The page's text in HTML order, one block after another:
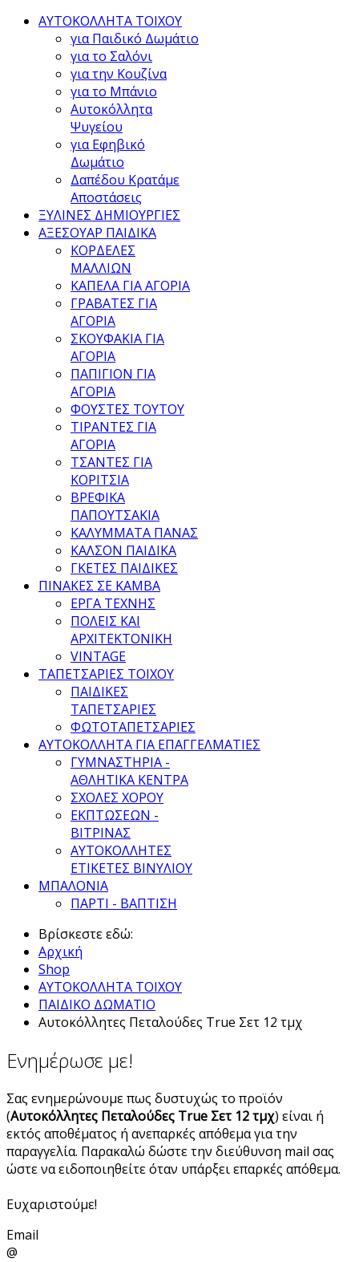
ΑΥΤΟΚΟΛΛΗΤΑ ΤΟΙΧΟΥ
για Παιδικό Δωμάτιο
για το Σαλόνι
για την Κουζίνα
για το Μπάνιο
Αυτοκόλλητα
Ψυγείου
για Εφηβικό
Δωμάτιο
Δαπέδου Κρατάμε
Αποστάσεις
ΞΥΛΙΝΕΣ ΔΗΜΙΟΥΡΓΙΕΣ
ΑΞΕΣΟΥΑΡ ΠΑΙΔΙΚΑ
ΚΟΡΔΕΛΕΣ
ΜΑΛΛΙΩΝ
ΚΑΠΕΛΑ ΓΙΑ ΑΓΟΡΙΑ
ΓΡΑΒΑΤΕΣ ΓΙΑ
ΑΓΟΡΙΑ
ΣΚΟΥΦΑΚΙΑ ΓΙΑ
ΑΓΟΡΙΑ
ΠΑΠΙΓΙΟΝ ΓΙΑ
ΑΓΟΡΙΑ
ΦΟΥΣΤΕΣ ΤΟΥΤΟΥ
ΤΙΡΑΝΤΕΣ ΓΙΑ
ΑΓΟΡΙΑ
ΤΣΑΝΤΕΣ ΓΙΑ
ΚΟΡΙΤΣΙΑ
ΒΡΕΦΙΚΑ
ΠΑΠΟΥΤΣΑΚΙΑ
ΚΑΛΥΜΜΑΤΑ ΠΑΝΑΣ
ΚΑΛΣΟΝ ΠΑΙΔΙΚΑ
ΓΚΕΤΕΣ ΠΑΙΔΙΚΕΣ
ΠΙΝΑΚΕΣ ΣΕ ΚΑΜΒΑ
ΕΡΓΑ ΤΕΧΝΗΣ
ΠΟΛΕΙΣ ΚΑΙ
ΑΡΧΙΤΕΚΤΟΝΙΚΗ
VINTAGE
ΤΑΠΕΤΣΑΡΙΕΣ ΤΟΙΧΟΥ
ΠΑΙΔΙΚΕΣ
ΤΑΠΕΤΣΑΡΙΕΣ
ΦΩΤΟΤΑΠΕΤΣΑΡΙΕΣ
ΑΥΤΟΚΟΛΛΗΤΑ ΓΙΑ ΕΠΑΓΓΕΛΜΑΤΙΕΣ
ΓΥΜΝΑΣΤΗΡΙΑ -
ΑΘΛΗΤΙΚΑ ΚΕΝΤΡΑ
ΣΧΟΛΕΣ ΧΟΡΟΥ
ΕΚΠΤΩΣΕΩΝ -
ΒΙΤΡΙΝΑΣ
ΑΥΤΟΚΟΛΛΗΤΕΣ
ΕΤΙΚΕΤΕΣ ΒΙΝΥΛΙΟΥ
ΜΠΑΛΟΝΙΑ
ΠΑΡΤΙ - ΒΑΠΤΙΣΗ
Βρίσκεστε εδώ:
Αρχική
Shop
ΑΥΤΟΚΟΛΛΗΤΑ ΤΟΙΧΟΥ
ΠΑΙΔΙΚΟ ΔΩΜΑΤΙΟ
Αυτοκόλλητες Πεταλούδες True Σετ 12 τμχ
Ενημέρωσε με!
Σας ενημερώνουμε πως δυστυχώς το προϊόν
(Αυτοκόλλητες Πεταλούδες True Σετ 12 τμχ) είναι ή
εκτός αποθέματος ή ανεπαρκές απόθεμα για την
παραγγελία. Παρακαλώ δώστε την διεύθυνση mail σας
ώστε να ειδοποιηθείτε όταν υπάρξει επαρκές απόθεμα.
Ευχαριστούμε!
Email
@